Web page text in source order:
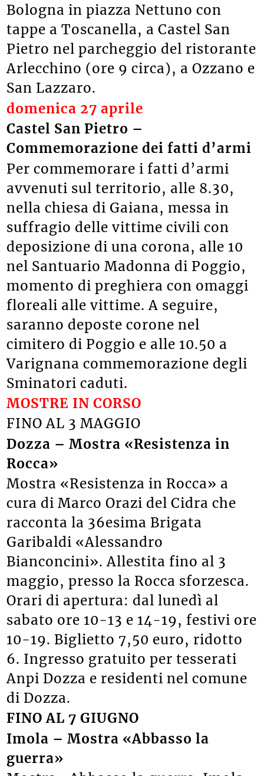
Bologna in piazza Nettuno con
tappe a Toscanella, a Castel San
Pietro nel parcheggio del ristorante
Arlecchino (ore 9 circa), a Ozzano e
San Lazzaro.
domenica 27 aprile
Castel San Pietro –
Commemorazione dei fatti d’armi
Per commemorare i fatti d’armi
avvenuti sul territorio, alle 8.30,
nella chiesa di Gaiana, messa in
suffragio delle vittime civili con
deposizione di una corona, alle 10
nel Santuario Madonna di Poggio,
momento di preghiera con omaggi
floreali alle vittime. A seguire,
saranno deposte corone nel
cimitero di Poggio e alle 10.50 a
Varignana commemorazione degli
Sminatori caduti.
MOSTRE IN CORSO
FINO AL 3 MAGGIO
Dozza – Mostra «Resistenza in
Rocca»
Mostra «Resistenza in Rocca» a
cura di Marco Orazi del Cidra che
racconta la 36esima Brigata
Garibaldi «Alessandro
Bianconcini». Allestita fino al 3
maggio, presso la Rocca sforzesca.
Orari di apertura: dal lunedì al
sabato ore 10-13 e 14-19, festivi ore
10-19. Biglietto 7,50 euro, ridotto
6. Ingresso gratuito per tesserati
Anpi Dozza e residenti nel comune
di Dozza.
FINO AL 7 GIUGNO
Imola – Mostra «Abbasso la
guerra»